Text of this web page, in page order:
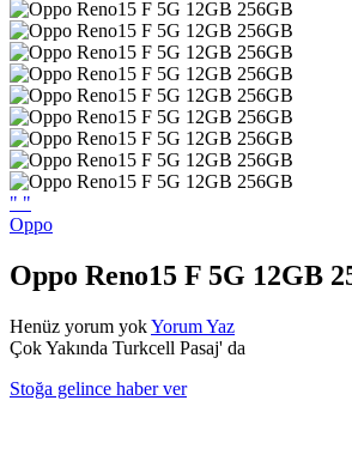
" "
Oppo
Oppo Reno15 F 5G 12GB
Henüz yorum yokYorum Yaz
Çok Yakında Turkcell Pasaj' da
Stoğa gelince haber ver